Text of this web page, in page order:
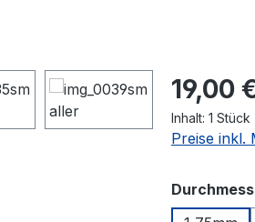
Regulärer
19,00
Inhalt: 1 Stück
Preise inkl.